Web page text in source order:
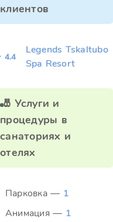
клиентов
4.4
Legends Tskaltubo
Spa Resort
🎳 Услуги и
процедуры в
санаториях и
отелях
Парковка — 1
Анимация — 1